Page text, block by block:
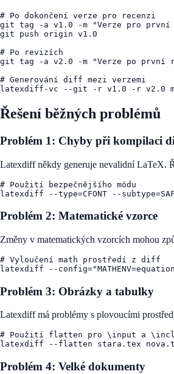
# Po dokončení verze pro recenzi
git tag -a v1.0 -m "Verze pro první
git push origin v1.0
# Po revizích
git tag -a v2.0 -m "Verze po první
# Generování diff mezi verzemi
Řešení běžných problémů
Problém 1: Chyby při kompilaci
Latexdiff někdy generuje nevalidní LaTeX.
# Použití bezpečnějšího módu
Problém 2: Matematické vzorce
Změny v matematických vzorcích mohou
# Vyloučení math prostředí z diff
Problém 3: Obrázky a tabulky
Latexdiff má problémy s plovoucími
# Použití flatten pro \input a
Problém 4: Velké dokumenty